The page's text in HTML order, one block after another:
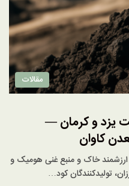
مقالات
یزد و کرمان —
کاوان
ارزشمند خاک و منبع غنی هومیک و
تولیدکنندگان کود…